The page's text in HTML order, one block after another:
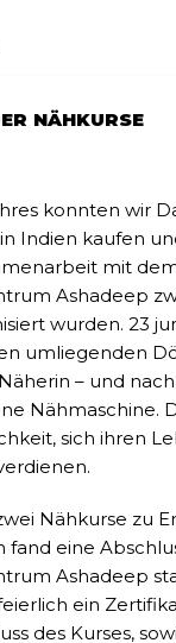
NÄHKURSE
konnten wir
Indien kaufen
mit
Ashadeep
wurden. 23
umliegenden
– und
Nähmaschine.
sich ihren
Nähkurse zu
fand eine
Ashadeep
ein
des Kurses,